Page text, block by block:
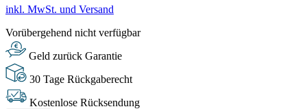
inkl. MwSt. und Versand
Vorübergehend nicht verfügbar
Geld zurück Garantie
30 Tage Rückgaberecht
Kostenlose Rücksendung